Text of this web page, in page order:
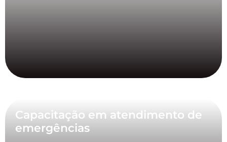
Capacitação em atendimento de
emergências